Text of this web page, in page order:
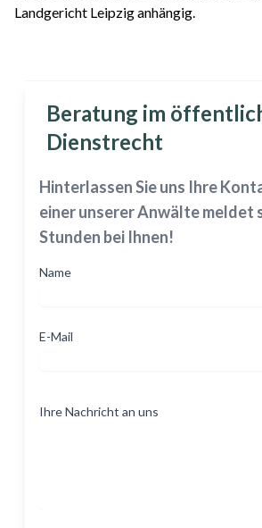
Landgericht Leipzig anhängig.
Beratung im
Dienstrecht
Hinterlassen Sie uns Ihre
einer unserer Anwälte meldet
Stunden bei Ihnen!
Name
E-Mail
Ihre Nachricht an uns